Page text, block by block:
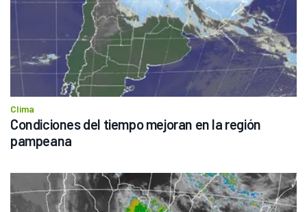
Clima
Condiciones del tiempo mejoran en la región
pampeana